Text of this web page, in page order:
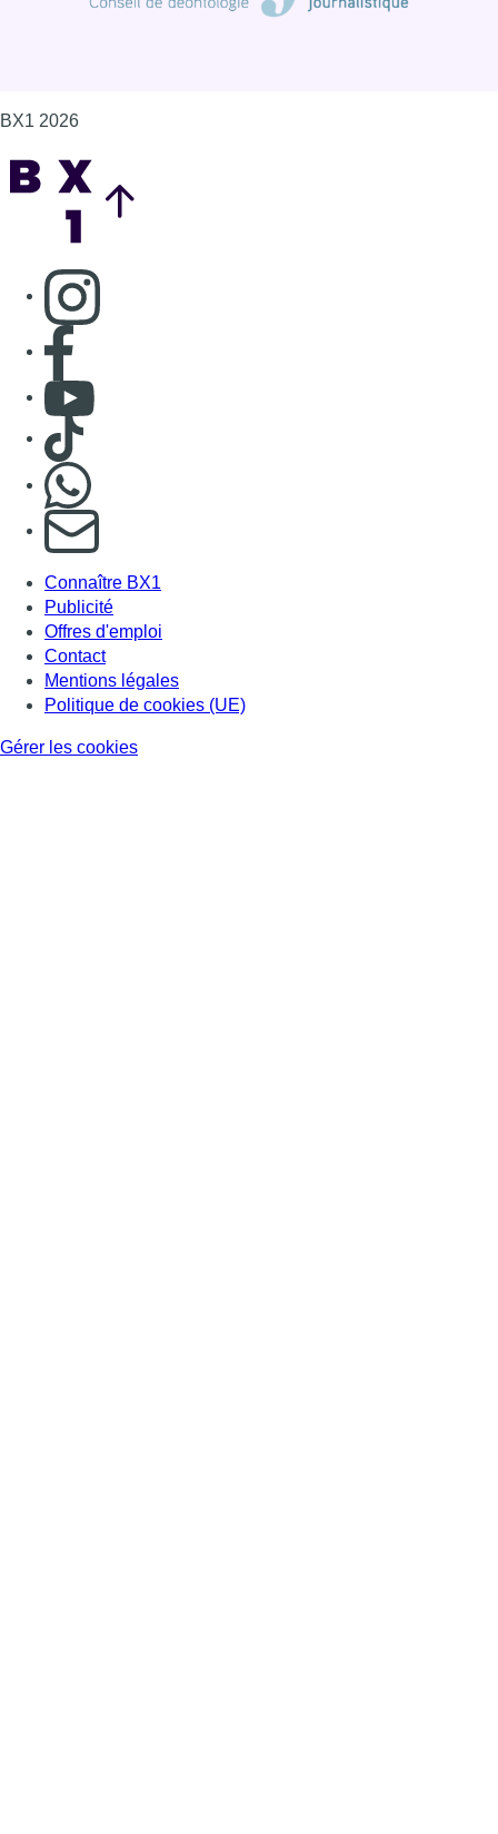
BX1 2026
Consulter page Instagram
Consulter page Facebook
Consulter Youtube
Consulter TikTok
S'abonner à notre newsletter
Connaître BX1
Publicité
Offres d'emploi
Contact
Mentions légales
Politique de cookies (UE)
Gérer les cookies